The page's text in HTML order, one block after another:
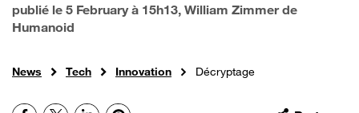
publié le 5 February à 15h13, William Zimmer de
Humanoid
News Tech Innovation Décryptage